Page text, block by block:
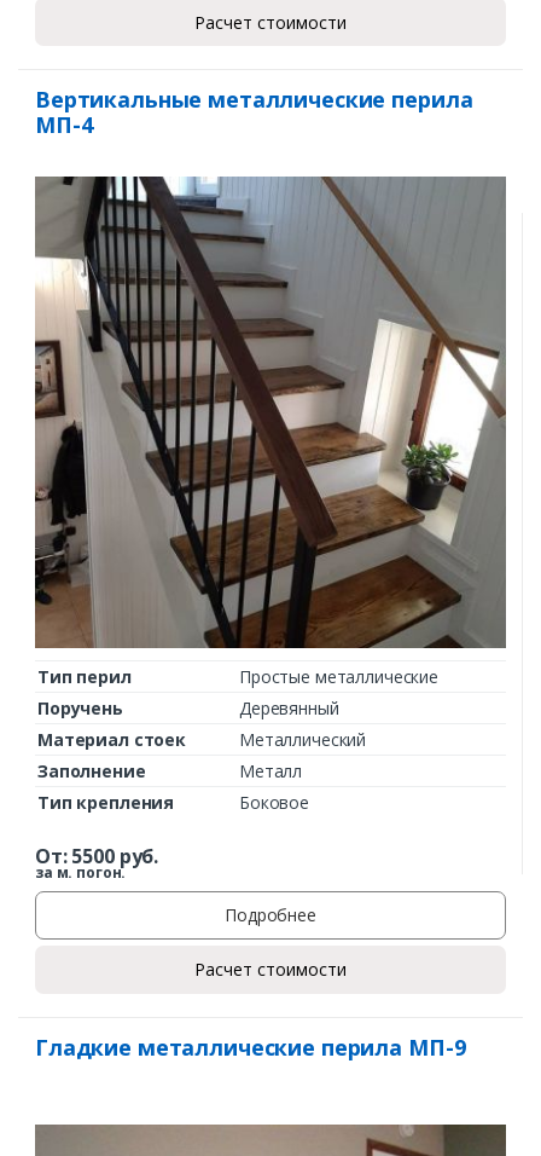
Расчет стоимости
Вертикальные металлические перила
МП-4
Тип перил
Простые металлические
Поручень
Деревянный
Материал стоек
Металлический
Заполнение
Металл
Тип крепления
Боковое
От:5500руб.
за м. погон.
Подробнее
Расчет стоимости
Гладкие металлические перила МП-9